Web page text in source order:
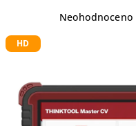
Průměrné
z
5
hvězdiček.
Neohodnoceno
HD